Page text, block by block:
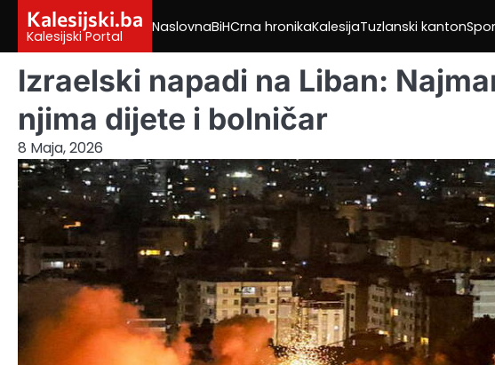
content
Kalesijski.ba
Kalesijski Portal
NaslovnaBiHCrna hronikaKalesijaTuzlanski kanton
Izraelski napadi na Liban:
njima dijete i bolničar
8 Maja, 2026